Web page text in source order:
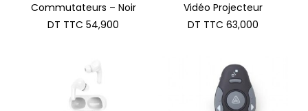
Commutateurs – Noir
DT TTC 54,900
Vidéo Projecteur
DT TTC 63,000